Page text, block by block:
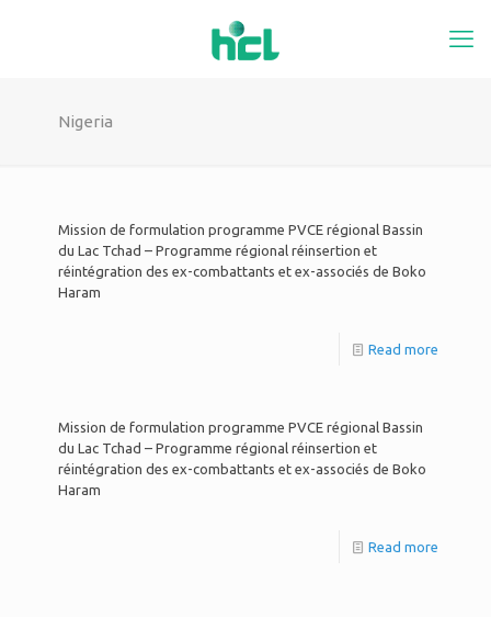
Nigeria
Mission de formulation programme PVCE régional Bassin
du Lac Tchad – Programme régional réinsertion et
réintégration des ex-combattants et ex-associés de Boko
Haram
Read more
Mission de formulation programme PVCE régional Bassin
du Lac Tchad – Programme régional réinsertion et
réintégration des ex-combattants et ex-associés de Boko
Haram
Read more